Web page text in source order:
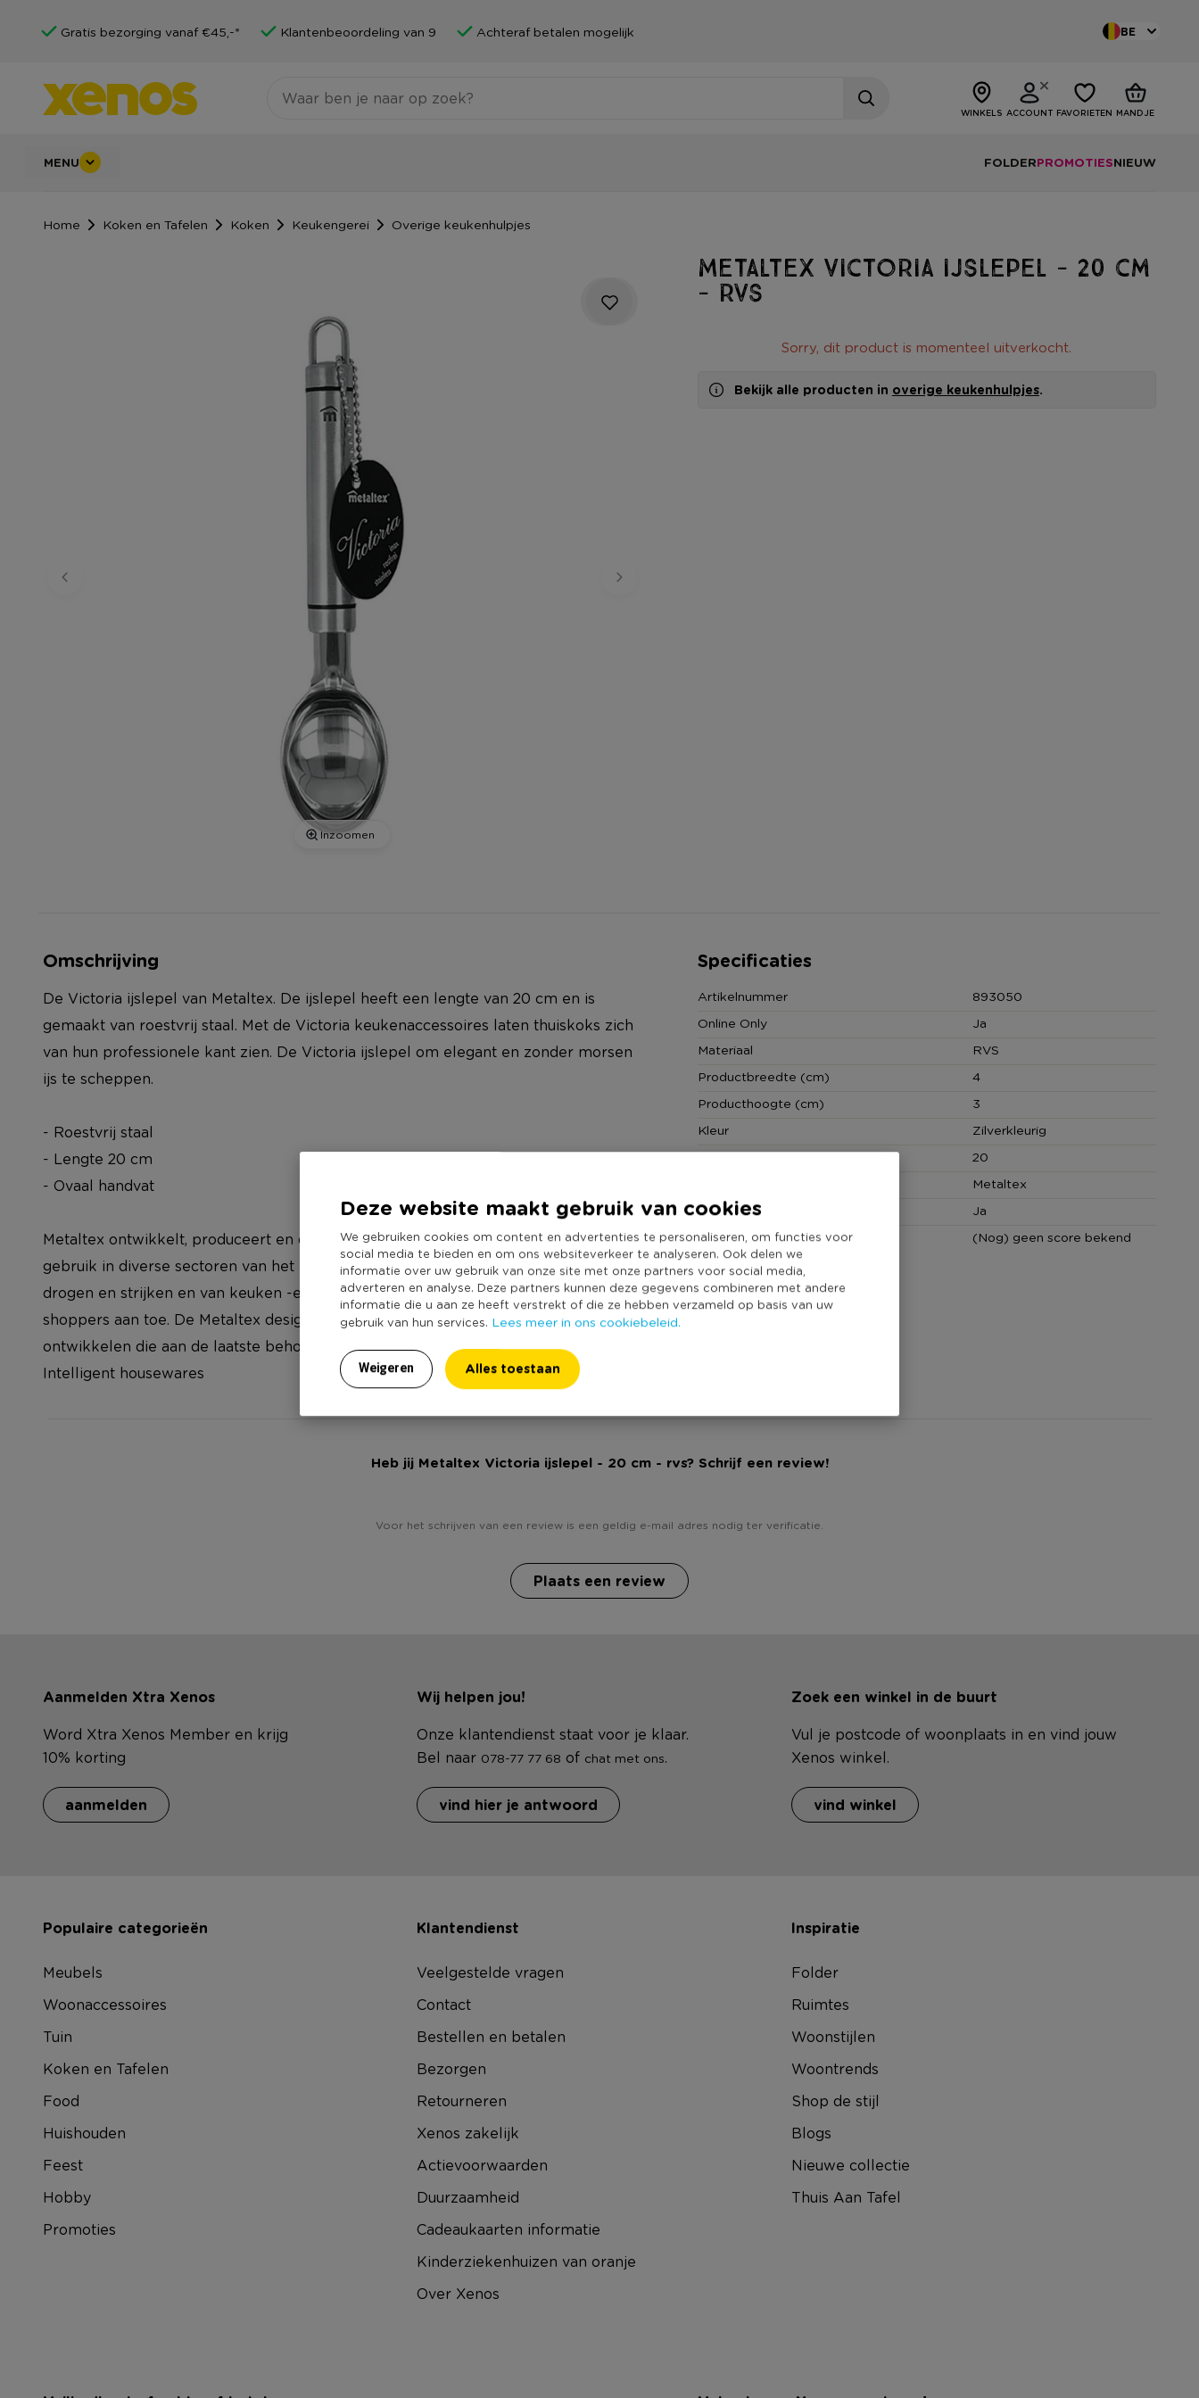
Deze website maakt gebruik van cookies
We gebruiken cookies om content en advertenties te personaliseren, om functies voor
social media te bieden en om ons websiteverkeer te analyseren. Ook delen we
informatie over uw gebruik van onze site met onze partners voor social media,
adverteren en analyse. Deze partners kunnen deze gegevens combineren met andere
informatie die u aan ze heeft verstrekt of die ze hebben verzameld op basis van uw
gebruik van hun services. Lees meer in ons cookiebeleid.
Weigeren Alles toestaan
Gratis bezorging vanaf €45,-* Klantenbeoordeling van 9 Achteraf betalen mogelijk BE
WINKELS ACCOUNT FAVORIETEN MANDJE
MENU FOLDERPROMOTIESNIEUW
Home Koken en Tafelen Koken Keukengerei Overige keukenhulpjes
Inzoomen
Metaltex Victoria ijslepel - 20 cm
- rvs
Sorry, dit product is momenteel uitverkocht.
Bekijk alle producten in overige keukenhulpjes.
Omschrijving
De Victoria ijslepel van Metaltex. De ijslepel heeft een lengte van 20 cm en is
gemaakt van roestvrij staal. Met de Victoria keukenaccessoires laten thuiskoks zich
van hun professionele kant zien. De Victoria ijslepel om elegant en zonder morsen
ijs te scheppen.
- Roestvrij staal
- Lengte 20 cm
- Ovaal handvat
Metaltex ontwikkelt, produceert en distribueert kwaliteitsproducten voor dagelijks
gebruik in diverse sectoren van het huishouden : voor koken en tafelen, voor
drogen en strijken en van keuken -en badkameraccessoires tot opbergartikelen en
shoppers aan toe. De Metaltex designers zijn continu bezig nieuwe producten te
ontwikkelen die aan de laatste behoeftes van de gebruiker voldoen. Metaltex ;
Intelligent housewares
Specificaties
Artikelnummer
893050
Online Only
Ja
Materiaal
RVS
Productbreedte (cm)
4
Producthoogte (cm)
3
Kleur
Zilverkleurig
Productlengte (cm)
20
Metaltex
Vaatwasmachine bestendig
Ja
Duurzaamheidsscore
(Nog) geen score bekend
Heb jij Metaltex Victoria ijslepel - 20 cm - rvs? Schrijf een review!
Voor het schrijven van een review is een geldig e-mail adres nodig ter verificatie.
Plaats een review
Aanmelden Xtra Xenos
Word Xtra Xenos Member en krijg
10% korting
aanmelden
Wij helpen jou!
Onze klantendienst staat voor je klaar.
Bel naar 078-77 77 68 of chat met ons.
vind hier je antwoord
Zoek een winkel in de buurt
Vul je postcode of woonplaats in en vind jouw
Xenos winkel.
vind winkel
Populaire categorieën
Meubels
Woonaccessoires
Tuin
Koken en Tafelen
Food
Huishouden
Feest
Hobby
Promoties
Klantendienst
Veelgestelde vragen
Contact
Bestellen en betalen
Bezorgen
Retourneren
Xenos zakelijk
Actievoorwaarden
Duurzaamheid
Cadeaukaarten informatie
Kinderziekenhuizen van oranje
Over Xenos
Inspiratie
Folder
Ruimtes
Woonstijlen
Woontrends
Shop de stijl
Blogs
Nieuwe collectie
Thuis Aan Tafel